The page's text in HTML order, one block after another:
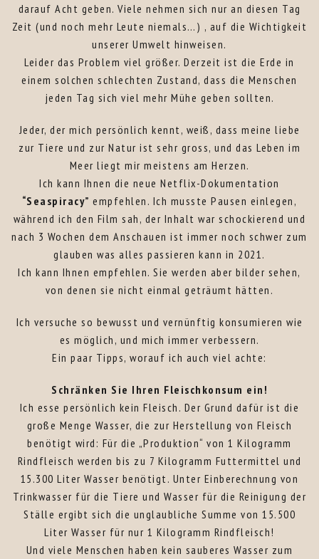
darauf Acht geben. Viele nehmen sich nur an diesen Tag
Zeit (und noch mehr Leute niemals…) , auf die Wichtigkeit
unserer Umwelt hinweisen.
Leider das Problem viel größer. Derzeit ist die Erde in
einem solchen schlechten Zustand, dass die Menschen
jeden Tag sich viel mehr Mühe geben sollten.
Jeder, der mich persönlich kennt, weiß, dass meine liebe
zur Tiere und zur Natur ist sehr gross, und das Leben im
Meer liegt mir meistens am Herzen.
Ich kann Ihnen die neue Netflix-Dokumentation
“Seaspiracy” empfehlen. Ich musste Pausen einlegen,
während ich den Film sah, der Inhalt war schockierend und
nach 3 Wochen dem Anschauen ist immer noch schwer zum
glauben was alles passieren kann in 2021.
Ich kann Ihnen empfehlen. Sie werden aber bilder sehen,
von denen sie nicht einmal geträumt hätten.
Ich versuche so bewusst und vernünftig konsumieren wie
es möglich, und mich immer verbessern.
Ein paar Tipps, worauf ich auch viel achte:
Schränken Sie Ihren Fleischkonsum ein!
Ich esse persönlich kein Fleisch. Der Grund dafür ist die
große Menge Wasser, die zur Herstellung von Fleisch
benötigt wird: Für die „Produktion“ von 1 Kilogramm
Rindfleisch werden bis zu 7 Kilogramm Futtermittel und
15.300 Liter Wasser benötigt. Unter Einberechnung von
Trinkwasser für die Tiere und Wasser für die Reinigung der
Ställe ergibt sich die unglaubliche Summe von 15.500
Liter Wasser für nur 1 Kilogramm Rindfleisch!
Und viele Menschen haben kein sauberes Wasser zum